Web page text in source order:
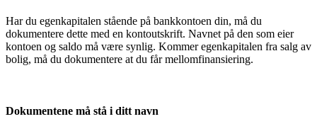
Har du egenkapitalen stående på bankkontoen din, må du
dokumentere dette med en kontoutskrift. Navnet på den som eier
kontoen og saldo må være synlig. Kommer egenkapitalen fra salg av
bolig, må du dokumentere at du får mellomfinansiering.
Dokumentene må stå i ditt navn